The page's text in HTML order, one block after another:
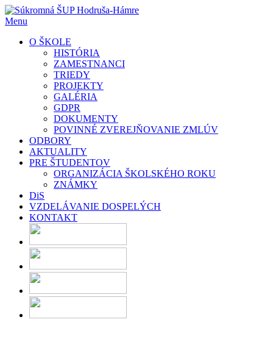
Prejsť
na
Menu
O ŠKOLE
HISTÓRIA
ZAMESTNANCI
TRIEDY
PROJEKTY
GALÉRIA
GDPR
DOKUMENTY
POVINNÉ ZVEREJŇOVANIE ZMLÚV
ODBORY
AKTUALITY
PRE ŠTUDENTOV
ORGANIZÁCIA ŠKOLSKÉHO ROKU
ZNÁMKY
DiS
VZDELÁVANIE DOSPELÝCH
KONTAKT